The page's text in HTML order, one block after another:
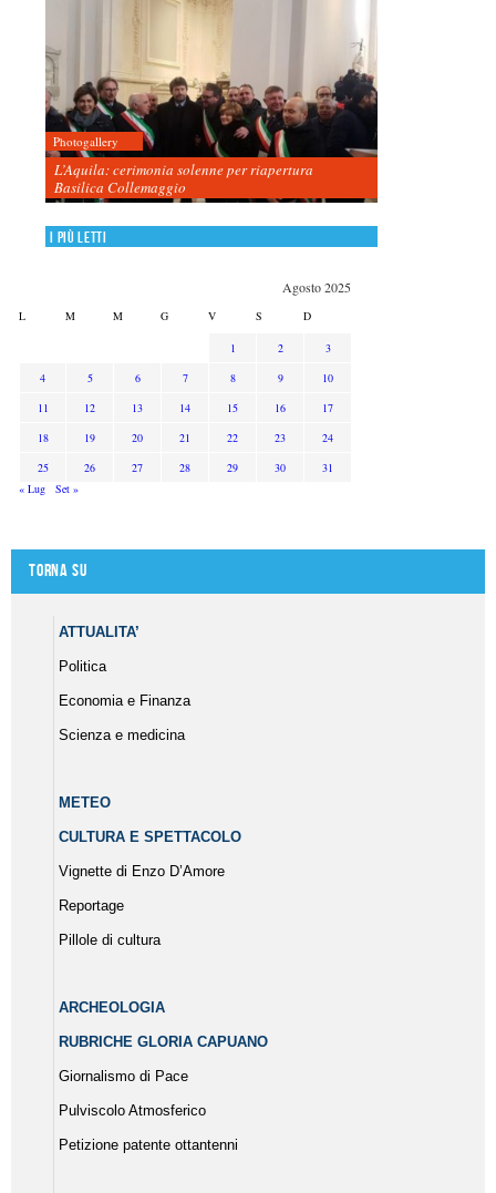
Photogallery
L’Aquila: cerimonia solenne per riapertura
Basilica Collemaggio
I più letti
Agosto 2025
L M M G V S D
1 2
3
4
5 6 7 8 9
10
11
12 13 14 15 16
17
18
19 20 21 22 23
24
25
26 27 28 29 30
31
« Lug
Set »
Torna su
ATTUALITA’
Politica
Economia e Finanza
Scienza e medicina
METEO
CULTURA E SPETTACOLO
Vignette di Enzo D’Amore
Reportage
Pillole di cultura
ARCHEOLOGIA
RUBRICHE GLORIA CAPUANO
Giornalismo di Pace
Pulviscolo Atmosferico
Petizione patente ottantenni